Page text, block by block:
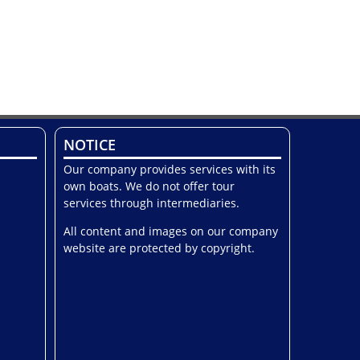
NOTICE
Our company provides services with its
own boats. We do not offer tour
services through intermediaries.
All content and images on our company
website are protected by copyright.